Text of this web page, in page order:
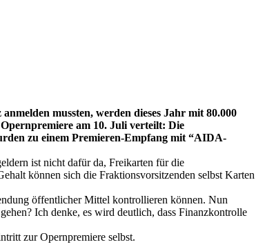
mussten, werden dieses Jahr mit 80.000
am 10. Juli verteilt: Die
zu einem Premieren-Empfang mit “AIDA-
ist nicht dafür da, Freikarten für die
können sich die Fraktionsvorsitzenden selbst Karten
öffentlicher Mittel kontrollieren können. Nun
Ich denke, es wird deutlich, dass Finanzkontrolle
zur Opernpremiere selbst.